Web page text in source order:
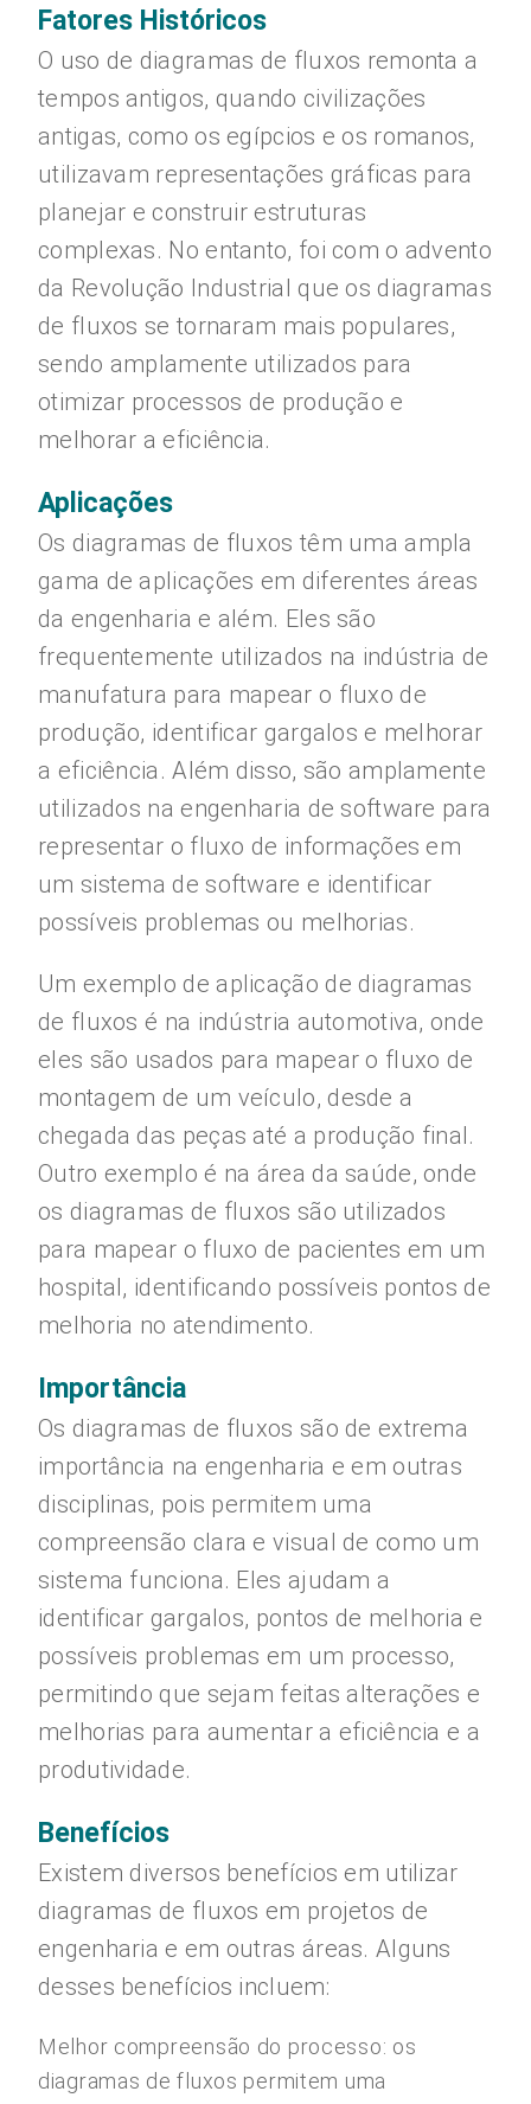
Fatores Históricos
O uso de diagramas de fluxos remonta a
tempos antigos, quando civilizações
antigas, como os egípcios e os romanos,
utilizavam representações gráficas para
planejar e construir estruturas
complexas. No entanto, foi com o advento
da Revolução Industrial que os diagramas
de fluxos se tornaram mais populares,
sendo amplamente utilizados para
otimizar processos de produção e
melhorar a eficiência.
Aplicações
Os diagramas de fluxos têm uma ampla
gama de aplicações em diferentes áreas
da engenharia e além. Eles são
frequentemente utilizados na indústria de
manufatura para mapear o fluxo de
produção, identificar gargalos e melhorar
a eficiência. Além disso, são amplamente
utilizados na engenharia de software para
representar o fluxo de informações em
um sistema de software e identificar
possíveis problemas ou melhorias.
Um exemplo de aplicação de diagramas
de fluxos é na indústria automotiva, onde
eles são usados para mapear o fluxo de
montagem de um veículo, desde a
chegada das peças até a produção final.
Outro exemplo é na área da saúde, onde
os diagramas de fluxos são utilizados
para mapear o fluxo de pacientes em um
hospital, identificando possíveis pontos de
melhoria no atendimento.
Importância
Os diagramas de fluxos são de extrema
importância na engenharia e em outras
disciplinas, pois permitem uma
compreensão clara e visual de como um
sistema funciona. Eles ajudam a
identificar gargalos, pontos de melhoria e
possíveis problemas em um processo,
permitindo que sejam feitas alterações e
melhorias para aumentar a eficiência e a
produtividade.
Benefícios
Existem diversos benefícios em utilizar
diagramas de fluxos em projetos de
engenharia e em outras áreas. Alguns
desses benefícios incluem:
Melhor compreensão do processo: os
diagramas de fluxos permitem uma